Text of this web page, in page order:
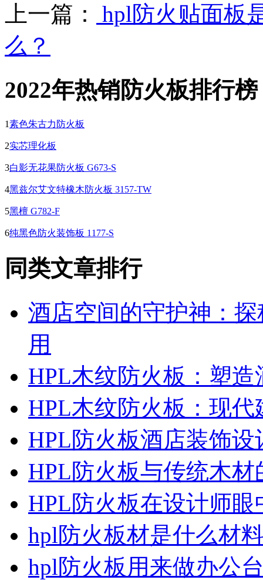
上一篇：
hpl防火贴面板
么？
2022年热销防火板排行榜
1素色朱古力防火板
2实芯理化板
3白影无花果防火板 G673-S
4黑兹尔艾文特橡木防火板 3157-TW
5黑檀 G782-F
6纯黑色防火装饰板 1177-S
同类文章排行
酒店空间的守护神：
用
HPL木纹防火板：塑
HPL木纹防火板：现
HPL防火板酒店装饰设
HPL防火板与传统木
HPL防火板在设计师
hpl防火板材是什么材
hpl防火板用来做办公